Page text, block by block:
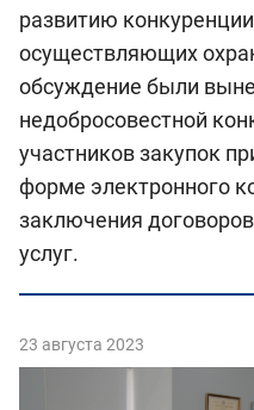
развитию
осуществляющих
обсуждение были
недобросовестной
участников закупок
форме электронного
заключения
услуг.
23 августа 2023